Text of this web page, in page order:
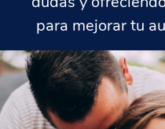
para mejorar tu